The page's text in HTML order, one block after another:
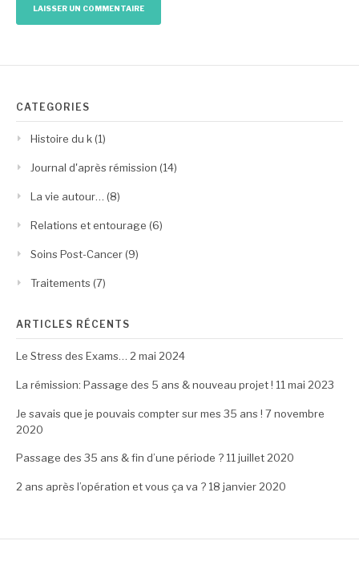
CATÉGORIES
Histoire du k (1)
Journal d'après rémission (14)
La vie autour… (8)
Relations et entourage (6)
Soins Post-Cancer (9)
Traitements (7)
ARTICLES RÉCENTS
Le Stress des Exams… 2 mai 2024
La rémission: Passage des 5 ans & nouveau projet ! 11 mai 2023
Je savais que je pouvais compter sur mes 35 ans ! 7 novembre
2020
Passage des 35 ans & fin d’une période ? 11 juillet 2020
2 ans après l’opération et vous ça va ? 18 janvier 2020